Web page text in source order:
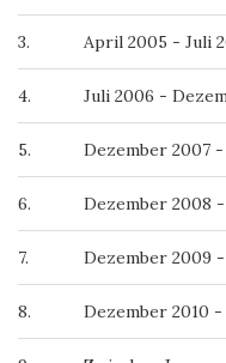
3. April 2005 - Juli
4. Juli 2006 -
5. Dezember 2007
6. Dezember 2008
7. Dezember 2009
8. Dezember 2010 -